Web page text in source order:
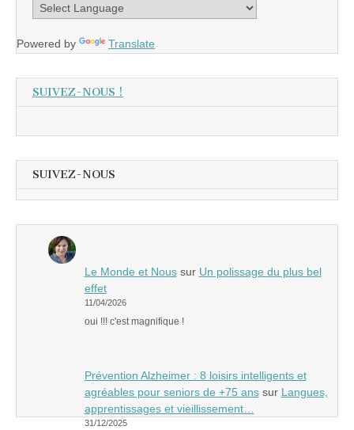
Powered by Translate
SUIVEZ-NOUS !
SUIVEZ-NOUS
Le Monde et Noussur Un polissage du plus bel
effet
11/04/2026
oui !!! c'est magnifique !
Prévention Alzheimer : 8 loisirs intelligents et
agréables pour seniors de +75 anssur Langues,
apprentissages et vieillissement…
31/12/2025